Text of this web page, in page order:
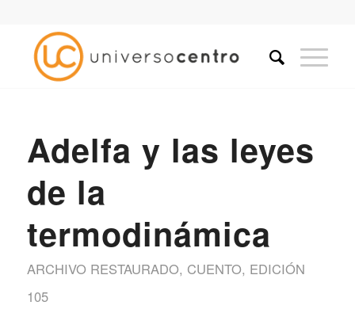
Adelfa y las leyes
de la
termodinámica
ARCHIVO RESTAURADO, CUENTO, EDICIÓN
105